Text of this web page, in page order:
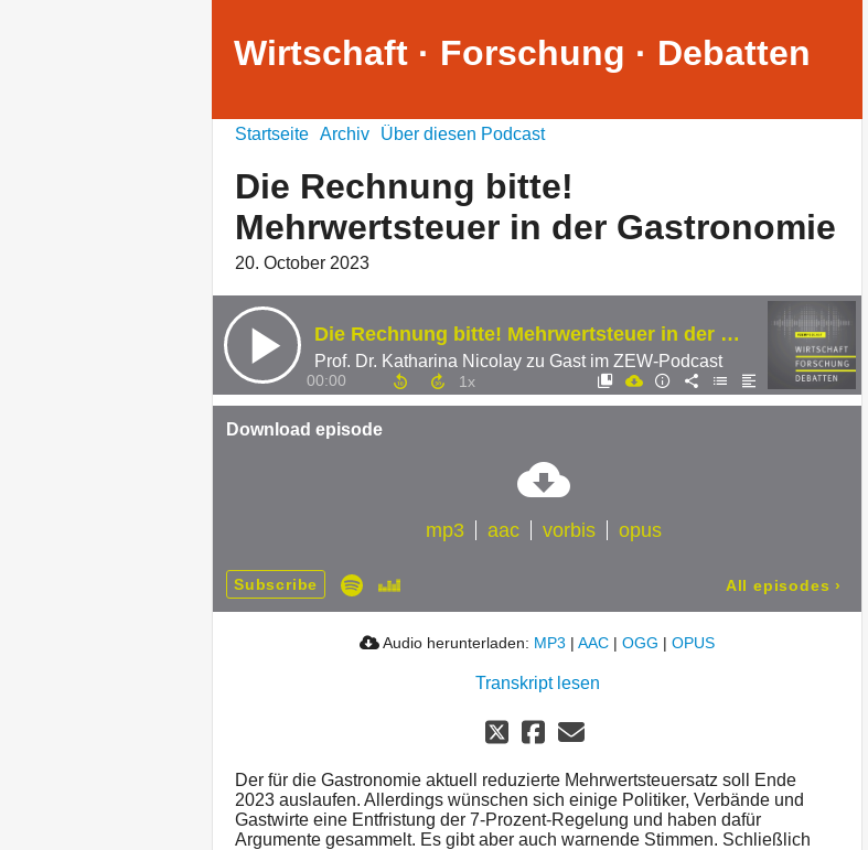
Wirtschaft · Forschung · Debatten
Startseite Archiv Über diesen Podcast
Die Rechnung bitte!
Mehrwertsteuer in der Gastronomie
20. October 2023
Die Rechnung bitte! Mehrwertsteuer in der Gastronomie
Prof. Dr. Katharina Nicolay zu Gast im ZEW-Podcast
00:00
Download episode
mp3 aac vorbis opus
Subscribe All episodes ›
Audio herunterladen: MP3 | AAC | OGG | OPUS
Transkript lesen
Der für die Gastronomie aktuell reduzierte Mehrwertsteuersatz soll Ende
2023 auslaufen. Allerdings wünschen sich einige Politiker, Verbände und
Gastwirte eine Entfristung der 7-Prozent-Regelung und haben dafür
Argumente gesammelt. Es gibt aber auch warnende Stimmen. Schließlich